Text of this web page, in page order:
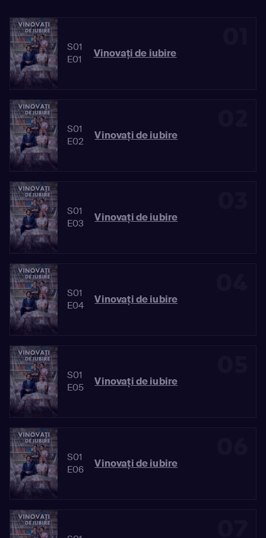
S01
E01
Vinovaţi de iubire
S01
E02
Vinovaţi de iubire
S01
E03
Vinovaţi de iubire
S01
E04
Vinovaţi de iubire
S01
E05
Vinovaţi de iubire
S01
E06
Vinovaţi de iubire